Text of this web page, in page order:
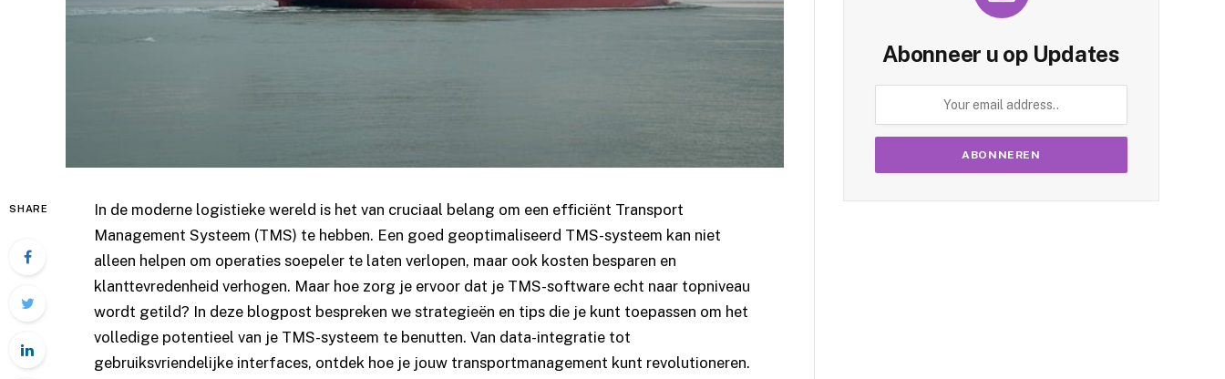
SHARE
In de moderne logistieke wereld is het van cruciaal belang om een efficiënt Transport
Management Systeem (TMS) te hebben. Een goed geoptimaliseerd TMS-systeem kan niet
alleen helpen om operaties soepeler te laten verlopen, maar ook kosten besparen en
klanttevredenheid verhogen. Maar hoe zorg je ervoor dat je TMS-software echt naar topniveau
wordt getild? In deze blogpost bespreken we strategieën en tips die je kunt toepassen om het
volledige potentieel van je TMS-systeem te benutten. Van data-integratie tot
gebruiksvriendelijke interfaces, ontdek hoe je jouw transportmanagement kunt revolutioneren.
Abonneer u op Updates